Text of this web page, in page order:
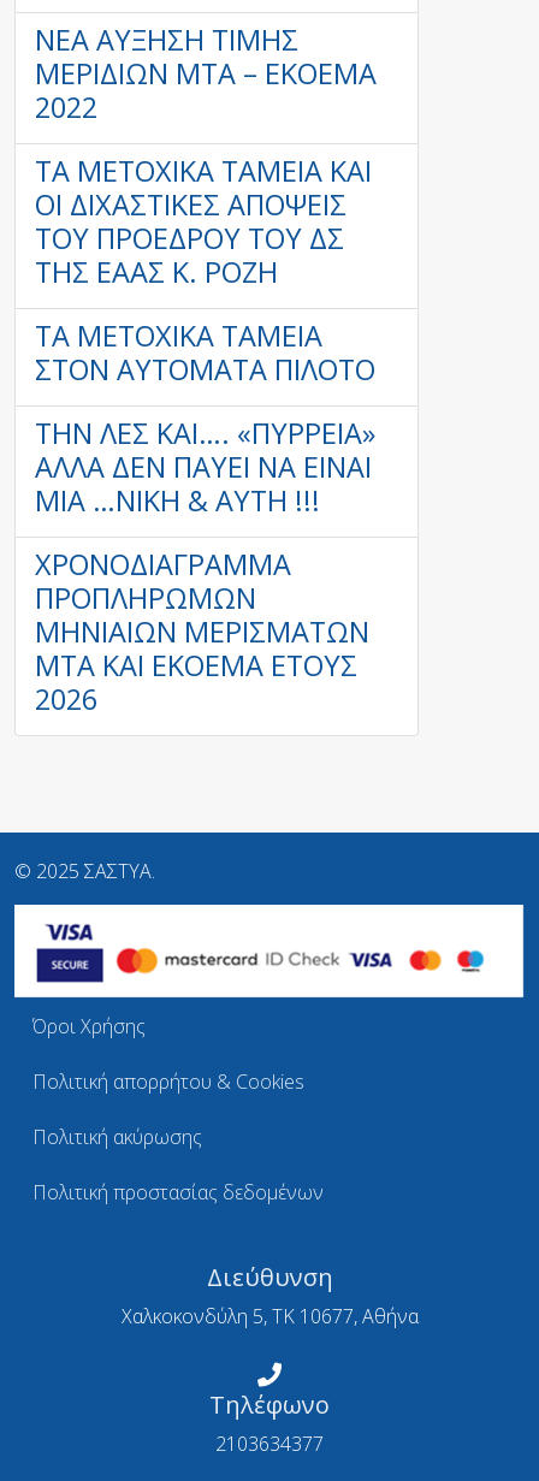
ΝΈΑ ΑΎΞΗΣΗ ΤΙΜΉΣ
ΜΕΡΙΔΊΩΝ ΜΤΑ – ΕΚΟΕΜΑ
2022
ΤΑ ΜΕΤΟΧΙΚΆ ΤΑΜΕΊΑ ΚΑΙ
ΟΙ ΔΙΧΑΣΤΙΚΈΣ ΑΠΌΨΕΙΣ
ΤΟΥ ΠΡΟΈΔΡΟΥ ΤΟΥ ΔΣ
ΤΗΣ ΕΑΑΣ Κ. ΡΟΖΉ
ΤΑ ΜΕΤΟΧΙΚΆ ΤΑΜΕΊΑ
ΣΤΟΝ ΑΥΤΌΜΑΤΑ ΠΙΛΌΤΟ
ΤΗΝ ΛΕΣ ΚΑΙ…. «ΠΥΡΡΕΙΑ»
ΑΛΛΆ ΔΕΝ ΠΑΥΕΙ ΝΑ ΕΙΝΑΙ
ΜΙΑ …ΝΙΚΗ & ΑΥΤΗ !!!
ΧΡΟΝΟΔΙΆΓΡΑΜΜΑ
ΠΡΟΠΛΗΡΩΜΏΝ
ΜΗΝΙΑΊΩΝ ΜΕΡΙΣΜΆΤΩΝ
ΜΤΑ ΚΑΙ ΕΚΟΕΜΑ ΈΤΟΥΣ
2026
© 2025 ΣΑΣΤΥΑ.
Όροι Χρήσης
Πολιτική απορρήτου & Cookies
Πολιτική ακύρωσης
Πολιτική προστασίας δεδομένων
Διεύθυνση
Χαλκοκονδύλη 5, ΤΚ 10677, Αθήνα
Τηλέφωνο
2103634377